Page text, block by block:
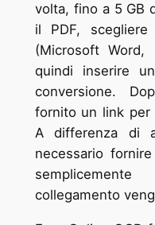
volta, fino a 5 GB
il PDF,
(Microsoft
quindi inserire
conversione.
fornito un link per
A differenza di
necessario
collegamento